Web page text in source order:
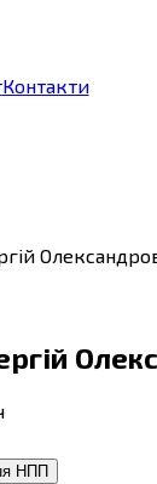
Контакти
НПП